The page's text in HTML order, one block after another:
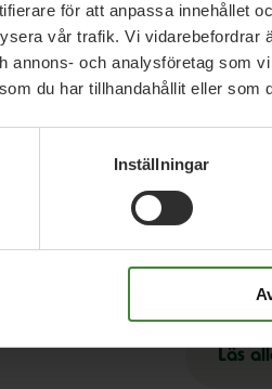
för att anpassa innehållet
vår trafik. Vi vidarebefordrar
annons- och analysföretag som
du har tillhandahållit eller
Inställningar
på
3 augusti 2026
Pride är över – nu
hbtqi-personers
Läs